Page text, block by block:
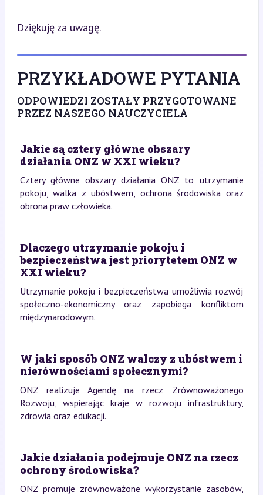
Dziękuję za uwagę.
PRZYKŁADOWE PYTANIA
ODPOWIEDZI ZOSTAŁY PRZYGOTOWANE
PRZEZ NASZEGO NAUCZYCIELA
Jakie są cztery główne obszary
działania ONZ w XXI wieku?
Cztery główne obszary działania ONZ to utrzymanie
pokoju, walka z ubóstwem, ochrona środowiska oraz
obrona praw człowieka.
Dlaczego utrzymanie pokoju i
bezpieczeństwa jest priorytetem ONZ w
XXI wieku?
Utrzymanie pokoju i bezpieczeństwa umożliwia rozwój
społeczno-ekonomiczny oraz zapobiega konfliktom
międzynarodowym.
W jaki sposób ONZ walczy z ubóstwem i
nierównościami społecznymi?
ONZ realizuje Agendę na rzecz Zrównoważonego
Rozwoju, wspierając kraje w rozwoju infrastruktury,
zdrowia oraz edukacji.
Jakie działania podejmuje ONZ na rzecz
ochrony środowiska?
ONZ promuje zrównoważone wykorzystanie zasobów,